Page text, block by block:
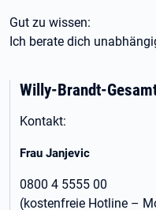
Gut zu wissen:
Ich berate dich
Willy-Brandt-
Kontakt:
Frau Janjevic
0800 4 5555 00
(kostenfreie Hotline –